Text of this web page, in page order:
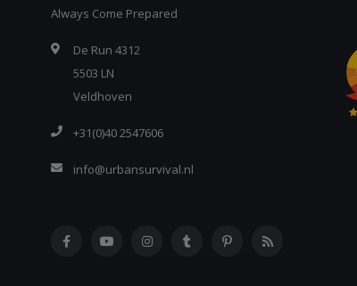
Always Come Prepared
De Run 4312
5503 LN
Veldhoven
+31(0)40 2547606
info@urbansurvival.nl